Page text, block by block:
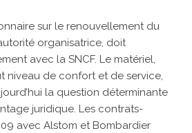
sur le renouvellement du
organisatrice, doit
avec la SNCF. Le matériel,
niveau de confort et de service,
la question déterminante
juridique. Les contrats-
avec Alstom et Bombardier